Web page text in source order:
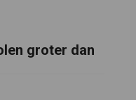
groter dan